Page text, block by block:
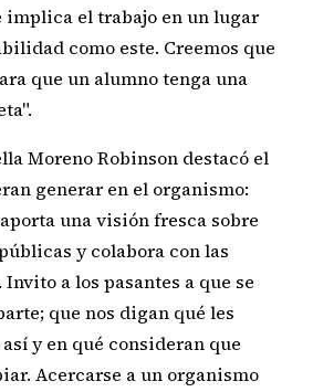
implica el trabajo en un lugar
como este. Creemos que
que un alumno tenga una
Moreno Robinson destacó el
generar en el organismo:
una visión fresca sobre
y colabora con las
a los pasantes a que se
que nos digan qué les
y en qué consideran que
Acercarse a un organismo